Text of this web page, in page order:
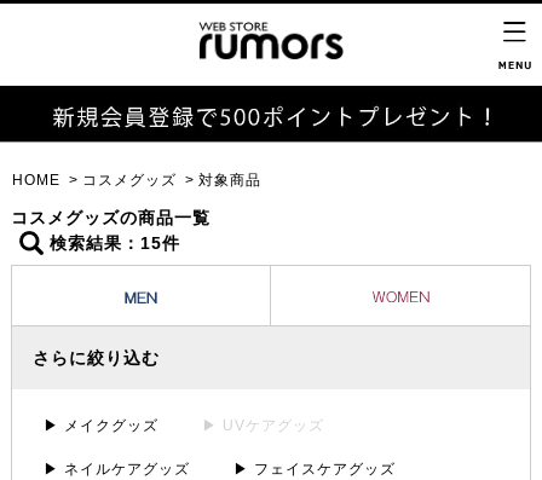
HOME コスメグッズ 対象商品
コスメグッズの商品一覧
検索結果：15件
さらに絞り込む
▶ メイクグッズ ▶ UVケアグッズ
▶ ネイルケアグッズ ▶ フェイスケアグッズ